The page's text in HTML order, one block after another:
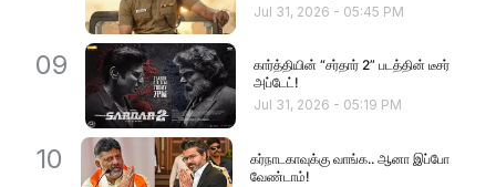
Jul 31, 2026 - 05:45 PM
09
கார்த்தியின் “சர்தார் 2” படத்தின் டீசர்
அப்டேட்!
Jul 31, 2026 - 05:19 PM
10
கர்நாடகாவுக்கு வாங்க.. ஆனா இப்போ
வேண்டாம்!